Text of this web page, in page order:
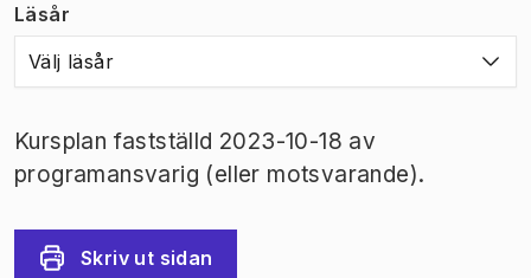
Läsår
Välj läsår
Kursplan fastställd 2023-10-18 av
programansvarig (eller motsvarande).
Skriv ut sidan